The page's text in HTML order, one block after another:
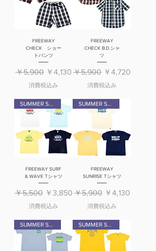
FREEWAY
CHECK ショー
トパンツ
通常価格
￥5,900 セール価格
￥4,130
消費税込み
FREEWAY
CHECK B.D.シャ
ツ
通常価格
￥5,900 セール価格
￥4,720
消費税込み
SUMMER SALE
FREEWAY SURF
& WAVE Tシャツ
通常価格
￥5,500 セール価格
￥3,850
消費税込み
SUMMER SALE
FREEWAY
SUNRISE Tシャツ
通常価格
￥5,900 セール価格
￥4,130
消費税込み
SUMMER SALE SUMMER SALE